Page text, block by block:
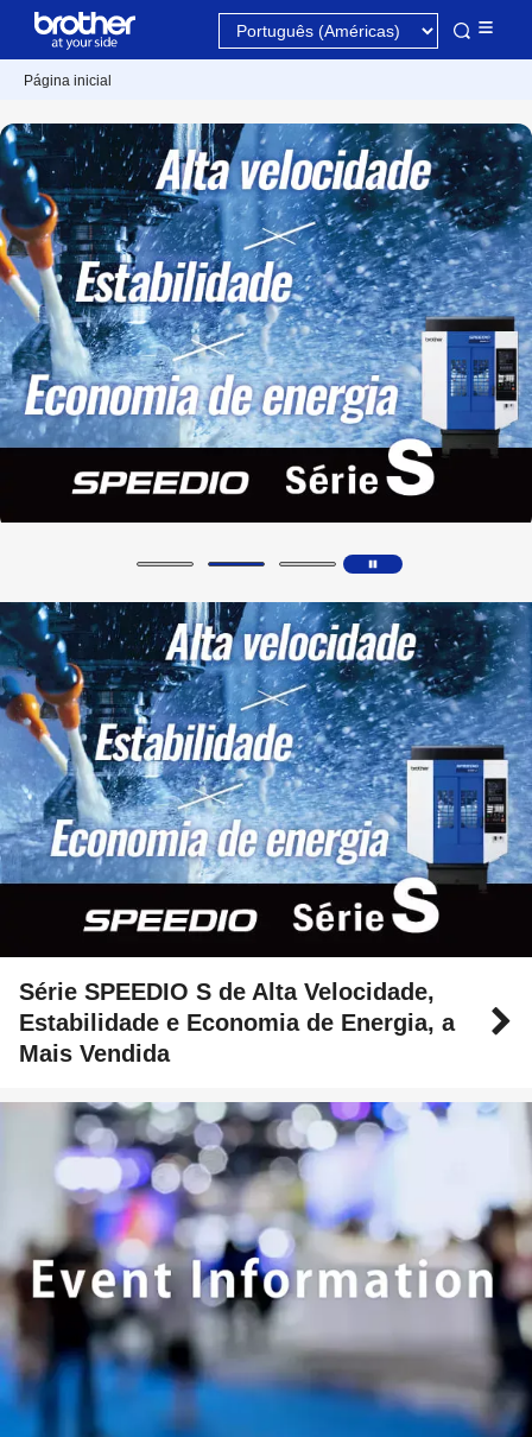
Página inicial
Série SPEEDIO S de Alta Velocidade,
Estabilidade e Economia de Energia, a
Mais Vendida